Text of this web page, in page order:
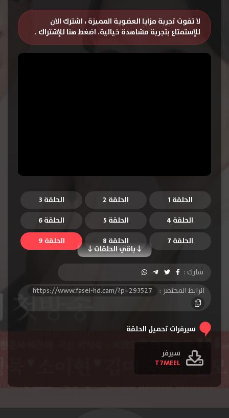
لا تفوت تجربة مزايا العضوية المميزة ، اشترك الان
للإستمتاع بتجربة مشاهدة خيالية. اضغط هنا للإشتراك .
الحلقة 1 الحلقة 2
الحلقة 3
الحلقة 4
الحلقة 5 الحلقة 6
باقي الحلقات
الحلقة 7 الحلقة 8
الحلقة 9
الحلقة 10
الحلقة 15
الحلقة 25
الحلقة 28
الحلقة 29
الحلقة 30
الحلقة 31
الحلقة 32 الحلقة 33
شارك :
الرابط المختصر :
https://www.fasel-hd.cam/?p=293527
سيرفرات تحميل الحلقة
سيرفر
T7MEEL